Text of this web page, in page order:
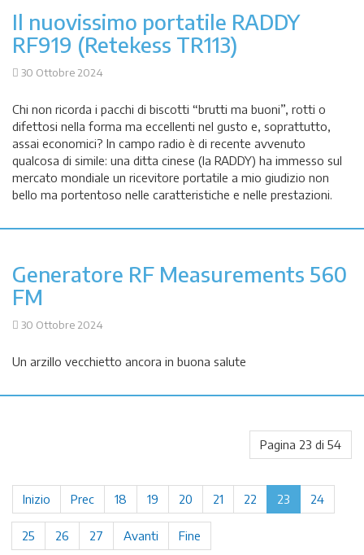
Il nuovissimo portatile RADDY
RF919 (Retekess TR113)
30 Ottobre 2024
Chi non ricorda i pacchi di biscotti “brutti ma buoni”, rotti o
difettosi nella forma ma eccellenti nel gusto e, soprattutto,
assai economici? In campo radio è di recente avvenuto
qualcosa di simile: una ditta cinese (la RADDY) ha immesso sul
mercato mondiale un ricevitore portatile a mio giudizio non
bello ma portentoso nelle caratteristiche e nelle prestazioni.
Generatore RF Measurements 560
FM
30 Ottobre 2024
Un arzillo vecchietto ancora in buona salute
Pagina 23 di 54
Inizio Prec 18 19 20 21 22 23 24
25 26 27 Avanti Fine